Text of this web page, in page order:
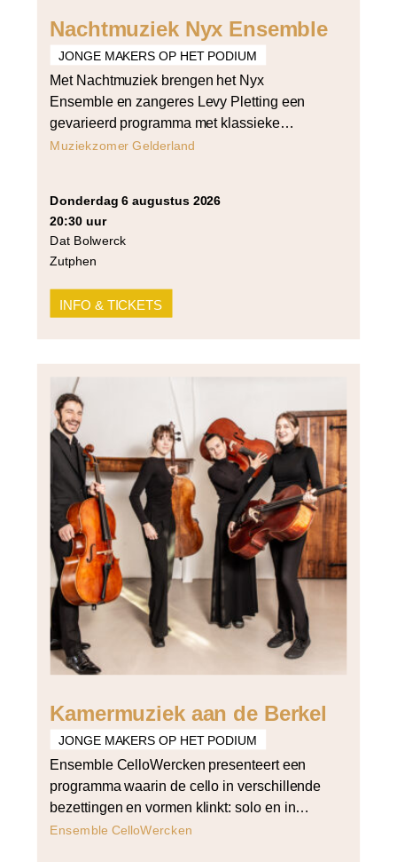
Nachtmuziek Nyx Ensemble
JONGE MAKERS OP HET PODIUM
Met Nachtmuziek brengen het Nyx
Ensemble en zangeres Levy Pletting een
gevarieerd programma met klassieke
liederen, poëzie en lichtkunst. In het gedicht
nacht in het maanlicht. Ze biechten van alles
aan elkaar op, en toch overwint hun liefde
het allemaal. Componist Arnold […]
Muziekzomer Gelderland
donderdag 6 augustus 2026
20:30 uur
Dat Bolwerck
Zutphen
INFO & TICKETS
Kamermuziek aan de Berkel
JONGE MAKERS OP HET PODIUM
Ensemble CelloWercken presenteert een
programma waarin de cello in verschillende
bezettingen en vormen klinkt: solo en in
vierstemmig samenspel. Het programma
Ensemble CelloWercken